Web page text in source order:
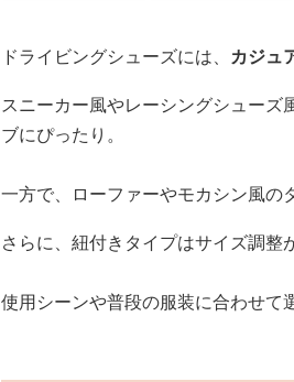
ドライビングシューズには、 カジュ
スニーカー風やレーシングシューズ
ブにぴったり。
一方で、ローファーやモカシン風の
さらに、紐付きタイプはサイズ調整
使用シーンや普段の服装に合わせて